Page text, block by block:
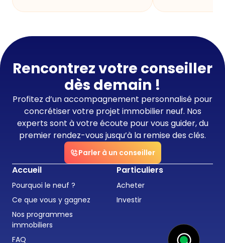
Rencontrez votre conseiller
dès demain !
Profitez d’un accompagnement personnalisé pour
concrétiser votre projet immobilier neuf. Nos
experts sont à votre écoute pour vous guider, du
premier rendez-vous jusqu’à la remise des clés.
Parler à un conseiller
Accueil
Pourquoi le neuf ?
Ce que vous y gagnez
Nos programmes
immobiliers
FAQ
Particuliers
Acheter
Investir